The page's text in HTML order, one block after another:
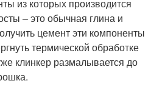
из которых производится
– это обычная глина и
цемент эти компоненты
термической обработке
клинкер размалывается до